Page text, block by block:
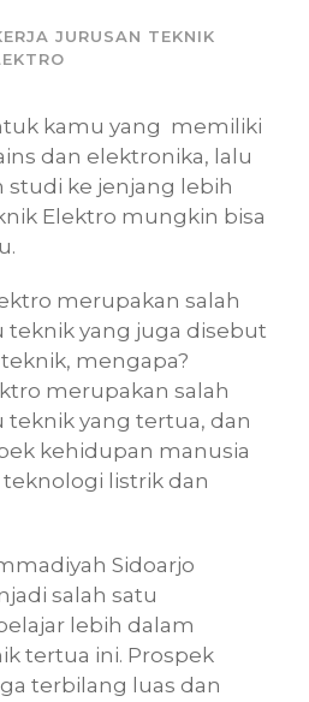
JURUSAN TEKNIK
kamu yang memiliki
dan elektronika, lalu
ke jenjang lebih
Elektro mungkin bisa
merupakan salah
yang juga disebut
mengapa?
merupakan salah
yang tertua, dan
kehidupan manusia
listrik dan
Sidoarjo
salah satu
lebih dalam
tertua ini. Prospek
terbilang luas dan